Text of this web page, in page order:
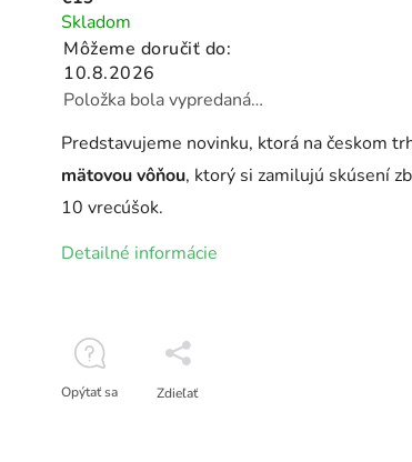
Skladom
Môžeme doručiť do:
10.8.2026
Položka bola vypredaná…
Predstavujeme novinku, ktorá na českom
mätovou vôňou, ktorý si zamilujú skúsení
10 vrecúšok.
Detailné informácie
Opýtať sa Zdieľať